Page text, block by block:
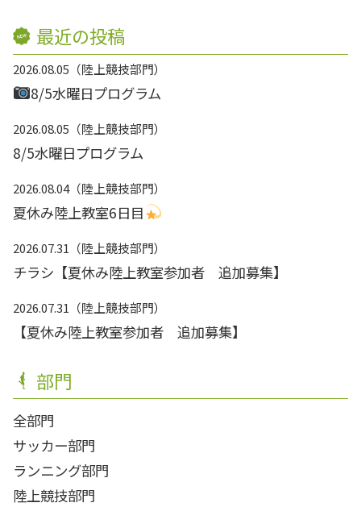
最近の投稿
2026.08.05 陸上競技部門
8/5水曜日プログラム
2026.08.05 陸上競技部門
8/5水曜日プログラム
2026.08.04 陸上競技部門
夏休み陸上教室6日目
2026.07.31 陸上競技部門
チラシ【夏休み陸上教室参加者 追加募集】
2026.07.31 陸上競技部門
【夏休み陸上教室参加者 追加募集】
部門
全部門
サッカー部門
ランニング部門
陸上競技部門